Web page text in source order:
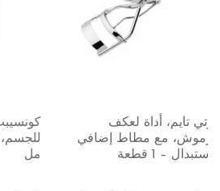
كونسيبت II، بخاخ معطر
للجسم، نكهة التفاح – 236
مل
9، إصدار محدود – 1 جهاز